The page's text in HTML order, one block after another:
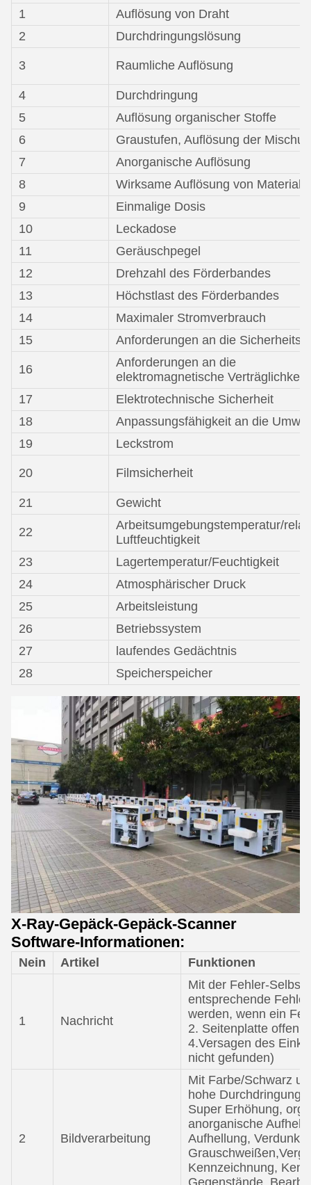
1
Auflösung von Draht
2
Durchdringungslösung
3 Raumliche Auflösung
4
Durchdringung
5
Auflösung organischer Stoffe
6
Graustufen, Auflösung der
7
Anorganische Auflösung
8
Wirksame Auflösung von Material
9
Einmalige Dosis
10
Leckadose
11
Geräuschpegel
12
Drehzahl des Förderbandes
13
Höchstlast des Förderbandes
14
Maximaler Stromverbrauch
15
Anforderungen an die
16
Anforderungen an die
elektromagnetische Verträglichkeit
17
Elektrotechnische Sicherheit
18
Anpassungsfähigkeit an die
19
Leckstrom
20 Filmsicherheit
21 Gewicht
22
Arbeitsumgebungstemperatur/
Luftfeuchtigkeit
23
Lagertemperatur/Feuchtigkeit
24
Atmosphärischer Druck
25
Arbeitsleistung
26
Betriebssystem
27
laufendes Gedächtnis
28
Speicherspeicher
X-Ray-Gepäck-Gepäck-Scanner
Software-Informationen:
Nein Artikel Funktionen
1 Nachricht
Mit der Fehler-
entsprechende
werden, wenn ein
2. Seitenplatte offen
4.Versagen des
nicht gefunden)
2 Bildverarbeitung
Mit Farbe/Schwarz
hohe Durchdringung,
Super Erhöhung,
anorganische
Aufhellung,
Kennzeichnung,